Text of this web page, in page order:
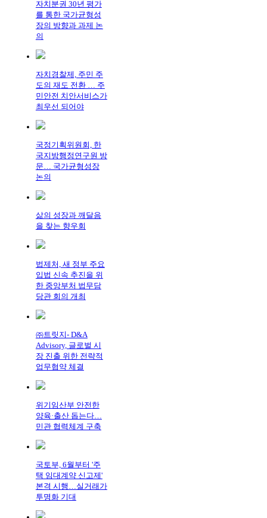
자치분권 30년 평가
를 통한 국가균형성
장의 방향과 과제 논
의
자치경찰제, 주민 주
도의 재도 전환 … 주
민안전 치안서비스가
최우선 되어야
국정기획위원회, 한
국지방행정연구원 방
문… 국가균형성장
논의
삶의 성장과 깨달음
을 찾는 향우회
법제처, 새 정부 주요
입법 신속 추진을 위
한 중앙부처 법무담
당관 회의 개최
㈜트릿지- D&A
Advisory, 글로벌 시
장 진출 위한 전략적
업무협약 체결
위기임산부 안전한
양육·출산 돕는다…
민관 협력체계 구축
국토부, 6월부터 '주
택 임대계약 신고제'
본격 시행…실거래가
투명화 기대